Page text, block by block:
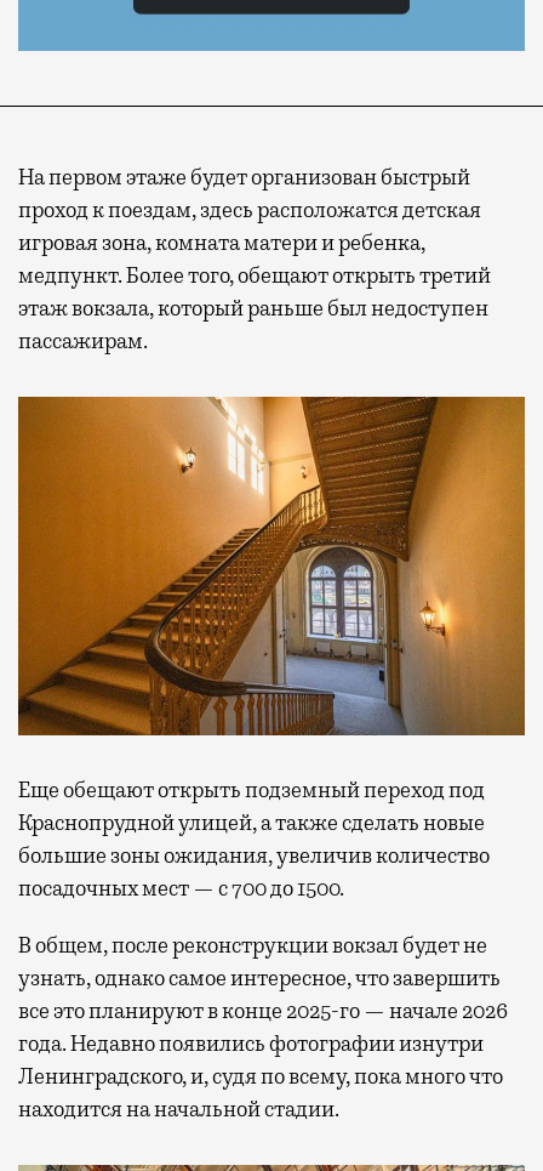
На первом этаже будет организован быстрый
проход к поездам, здесь расположатся детская
игровая зона, комната матери и ребенка,
медпункт.Более того, обещают открыть третий
этаж вокзала, который раньше был недоступен
пассажирам.
Еще обещают открытьподземный переход под
Краснопрудной улицей, а также сделать новые
большие зоны ожидания, увеличив количество
посадочных мест — с 700 до 1500.
В общем, после реконструкции вокзал будет не
узнать, однако самое интересное, что завершить
все это планируют в конце 2025-го — начале 2026
года. Недавно появились фотографии изнутри
Ленинградского, и, судя по всему, пока много что
находится на начальной стадии.